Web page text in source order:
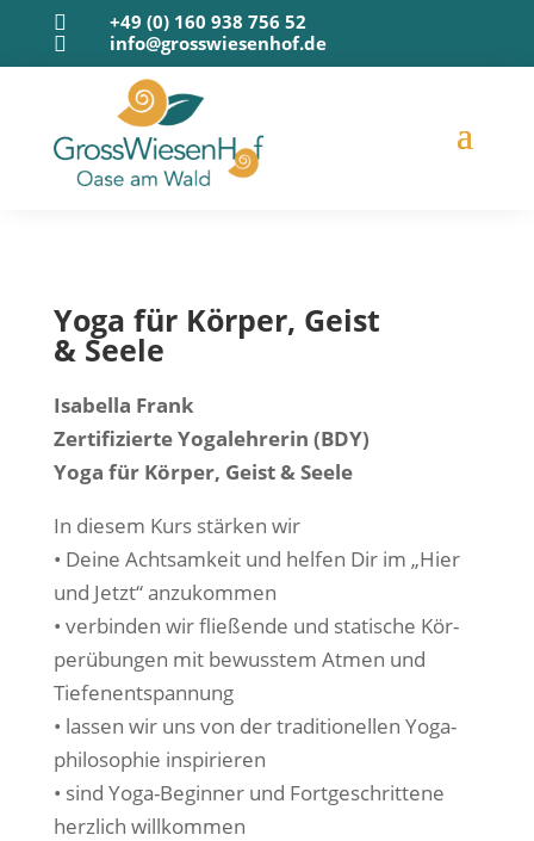

+49 (0) 160 938 756 52

info@grosswiesenhof.de
Yoga für Kör­per, Geist
& Seele
Isa­bel­la Frank
Zer­ti­fi­zier­te Yoga­leh­re­rin (BDY)
Yoga für Kör­per, Geist & Seele
In die­sem Kurs stär­ken wir
• Dei­ne Acht­sam­keit und hel­fen Dir im „Hier
und Jetzt“ anzukommen
• ver­bin­den wir flie­ßen­de und sta­ti­sche Kör­
per­übun­gen mit bewuss­tem Atmen und
Tiefenentspannung
• las­sen wir uns von der tra­di­tio­nel­len Yoga­
phi­lo­so­phie inspirieren
• sind Yoga-Beg­in­ner und Fort­ge­schrit­te­ne
herz­lich willkommen